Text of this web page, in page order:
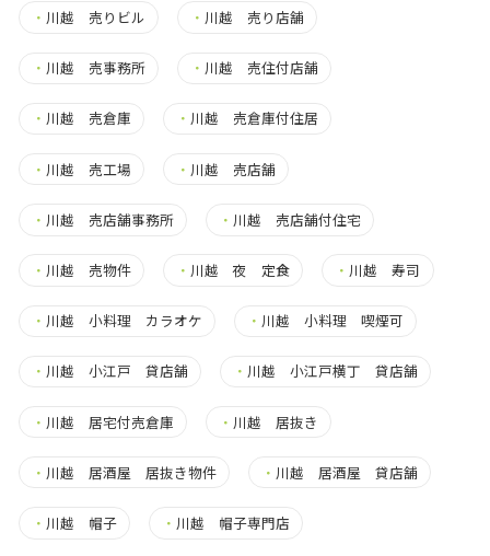
・ 川越 売りビル ・ 川越 売り店舗
・ 川越 売事務所 ・ 川越 売住付店舗
・ 川越 売倉庫 ・ 川越 売倉庫付住居
・ 川越 売工場 ・ 川越 売店舗
・ 川越 売店舗事務所 ・ 川越 売店舗付住宅
・ 川越 売物件 ・ 川越 夜 定食 ・ 川越 寿司
・ 川越 小料理 カラオケ ・ 川越 小料理 喫煙可
・ 川越 小江戸 貸店舗 ・ 川越 小江戸横丁 貸店舗
・ 川越 居宅付売倉庫 ・ 川越 居抜き
・ 川越 居酒屋 居抜き物件 ・ 川越 居酒屋 貸店舗
・ 川越 帽子 ・ 川越 帽子専門店